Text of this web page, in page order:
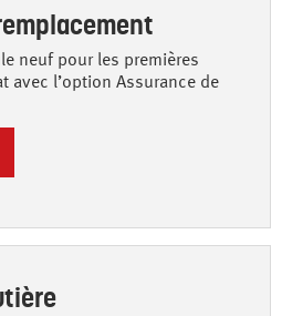
neuf pour les premières
avec l’option Assurance de